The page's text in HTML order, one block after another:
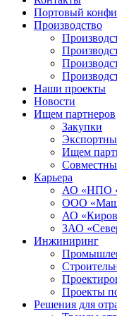
Портовый
Производство
Наши проекты
Новости
Ищем партнеров
Закупки
Ищем
Карьера
АО «НПО
ООО
АО
ЗАО
Инжиниринг
Проекты
Решения для